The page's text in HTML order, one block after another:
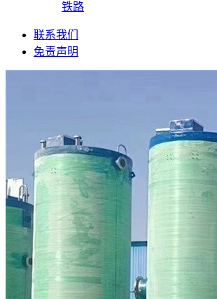
铁路
联系我们
免责声明